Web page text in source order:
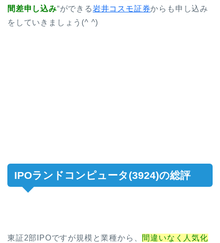
間差申し込み“ができる岩井コスモ証券からも申し込み
をしていきましょう(^ ^)
IPOランドコンピュータ(3924)の総評
東証2部IPOですが規模と業種から、 間違いなく人気化